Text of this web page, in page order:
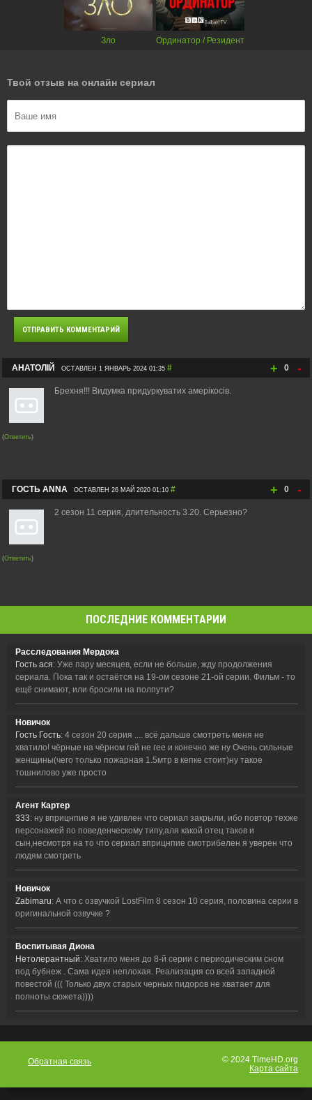
Зло Ординатор / Резидент
Твой отзыв на онлайн сериал
+ 0 -
АНАТОЛІЙ ОСТАВЛЕН 1 ЯНВАРЬ 2024 01:35 #
Брехня!!! Видумка придуркуватих амерікосів.
(Ответить)
+ 0 -
ГОСТЬ ANNA ОСТАВЛЕН 26 МАЙ 2020 01:10 #
2 сезон 11 серия, длительность 3.20. Серьезно?
(Ответить)
ПОСЛЕДНИЕ КОММЕНТАРИИ
Расследования Мердока
Гость ася: Уже пару месяцев, если не больше, жду продолжения
сериала. Пока так и остаётся на 19-ом сезоне 21-ой серии. Фильм - то
ещё снимают, или бросили на полпути?
Новичок
Гость Гость: 4 сезон 20 серия .... всё дальше смотреть меня не
хватило! чёрные на чёрном гей не гее и конечно же ну Очень сильные
женщины(чего только пожарная 1.5мтр в кепке стоит)ну такое
тошнилово уже просто
Агент Картер
333: ну вприцнпие я не удивлен что сериал закрыли, ибо повтор техже
персонажей по поведенческому типу,аля какой отец таков и
сын,несмотря на то что сериал вприцнпие смотрибелен я уверен что
людям смотреть
Новичок
Zabimaru: А что с озвучкой LostFilm 8 сезон 10 серия, половина серии в
оригинальной озвучке ?
Воспитывая Диона
Нетолерантный: Хватило меня до 8-й серии с периодическим сном
под бубнеж . Сама идея неплохая. Реализация со всей западной
повестой ((( Только двух старых черных пидоров не хватает для
полноты сюжета))))
Обратная связь
© 2024 TimeHD.org
Карта сайта